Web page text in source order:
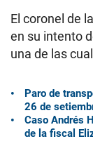
El coronel de
en su intento
una de las
Paro de
26 de
Caso Andrés
de la fiscal